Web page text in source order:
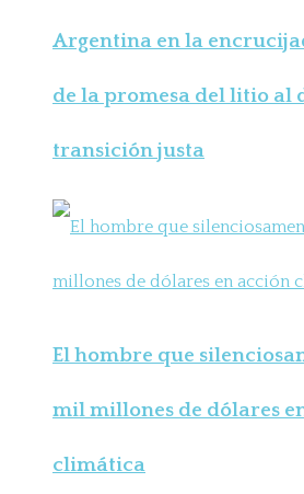
Argentina en la
de la promesa del litio al
transición justa
El hombre que
mil millones de dólares
climática